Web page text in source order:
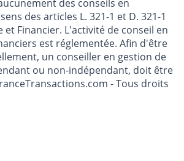
publiés sur le guide de
des conseils en
des articles L. 321-1 et D. 321-1
et Financier. L'activité de conseil en
est réglementée. Afin d'être
un conseiller en gestion de
ou non-indépendant, doit être
- Tous droits